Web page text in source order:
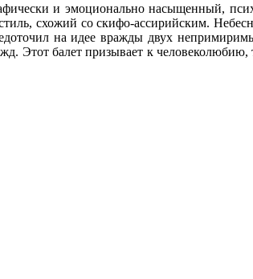
и эмоционально насыщенный,
схожий со скифо-ассирийским.
на идее вражды двух
Этот балет призывает к